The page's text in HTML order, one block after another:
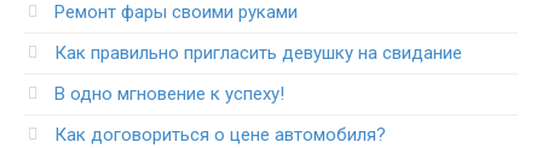
Ремонт фары своими руками
Как правильно пригласить девушку на свидание
В одно мгновение к успеху!
Как договориться о цене автомобиля?